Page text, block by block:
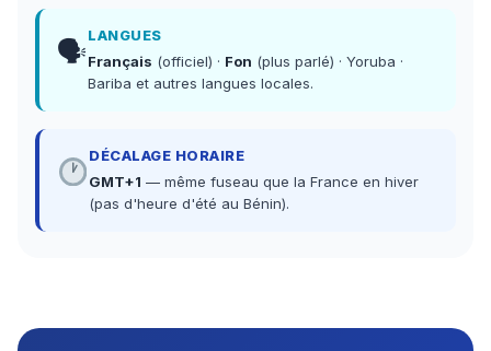
🗣LANGUES
Français (officiel) · Fon (plus parlé) · Yoruba ·
Bariba et autres langues locales.
DÉCALAGE HORAIRE
GMT+1 — même fuseau que la France en hiver
(pas d'heure d'été au Bénin).